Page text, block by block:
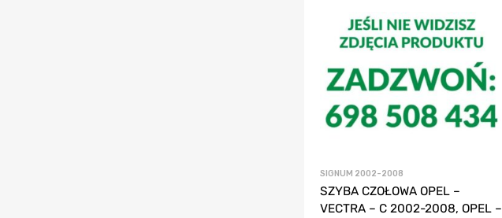
SIGNUM 2002-2008
SZYBA CZOŁOWA OPEL –
VECTRA – C 2002-2008, OPEL –